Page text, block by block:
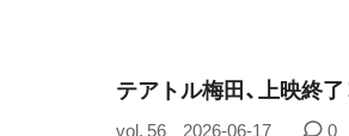
テアトル梅田、上映終
vol. 56 2026-06-17 0